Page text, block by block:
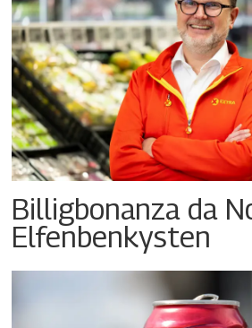
Billigbonanza da
Elfenbenkysten